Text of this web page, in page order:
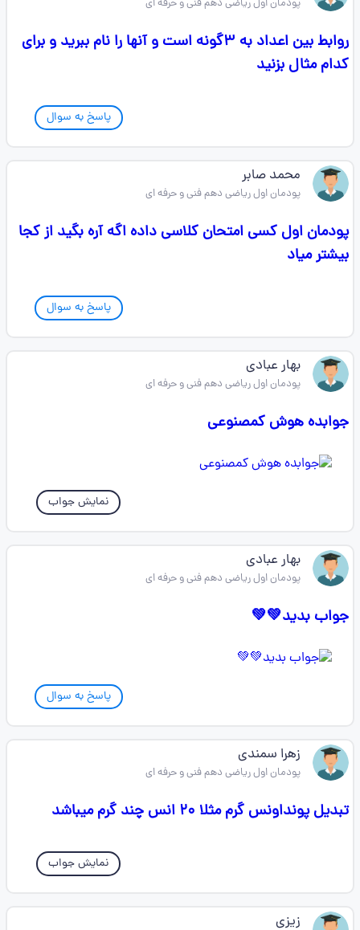
پودمان اول ریاضی دهم فنی و حرفه ای
روابط بین اعداد به ۳گونه است و آنها را نام ببرید و برای
کدام مثال بزنید
پاسخ به سوال
محمد صابر
پودمان اول ریاضی دهم فنی و حرفه ای
پودمان اول کسی امتحان کلاسی داده اگه آره بگید از کجا
بیشتر میاد
پاسخ به سوال
بهار عبادی
پودمان اول ریاضی دهم فنی و حرفه ای
جوابده هوش کمصنوعی
نمایش جواب
بهار عبادی
پودمان اول ریاضی دهم فنی و حرفه ای
جواب بدید💚💚
پاسخ به سوال
زهرا سمندی
پودمان اول ریاضی دهم فنی و حرفه ای
تبدیل پوند‌اونس گرم مثلا ۲۰ انس چند گرم میباشد
نمایش جواب
زیزی